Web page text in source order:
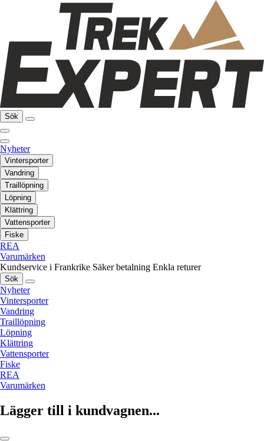
Sök
Nyheter
Vintersporter
Vandring
Traillöpning
Löpning
Klättring
Vattensporter
Fiske
REA
Varumärken
Kundservice i Frankrike Säker betalning Enkla returer
Sök
Nyheter
Vintersporter
Vandring
Traillöpning
Löpning
Klättring
Vattensporter
Fiske
REA
Varumärken
Lägger till i kundvagnen...